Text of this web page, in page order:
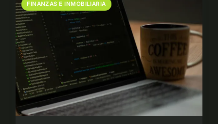
FINANZAS E INMOBILIARIA